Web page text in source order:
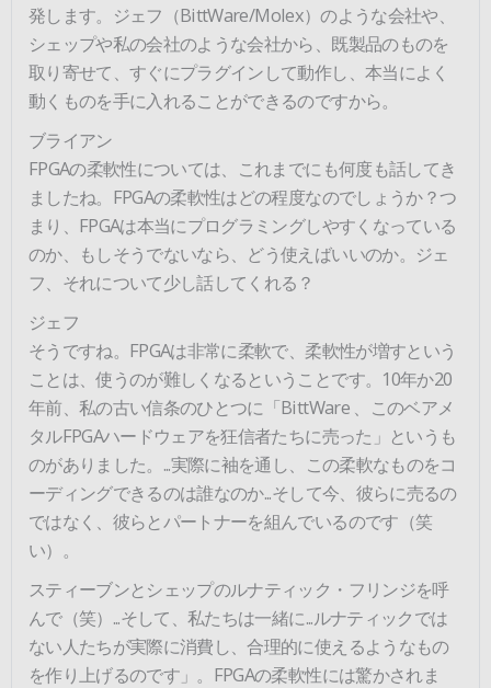
発します。ジェフ（BittWare/Molex）のような会社や、
シェップや私の会社のような会社から、既製品のものを
取り寄せて、すぐにプラグインして動作し、本当によく
動くものを手に入れることができるのですから。
ブライアン
FPGAの柔軟性については、これまでにも何度も話してき
ましたね。FPGAの柔軟性はどの程度なのでしょうか？つ
まり、FPGAは本当にプログラミングしやすくなっている
のか、もしそうでないなら、どう使えばいいのか。ジェ
フ、それについて少し話してくれる？
ジェフ
そうですね。FPGAは非常に柔軟で、柔軟性が増すという
ことは、使うのが難しくなるということです。10年か20
年前、私の古い信条のひとつに「BittWare 、このベアメ
タルFPGAハードウェアを狂信者たちに売った」というも
のがありました。...実際に袖を通し、この柔軟なものをコ
ーディングできるのは誰なのか...そして今、彼らに売るの
ではなく、彼らとパートナーを組んでいるのです（笑
い）。
スティーブンとシェップのルナティック・フリンジを呼
んで（笑）...そして、私たちは一緒に...ルナティックでは
ない人たちが実際に消費し、合理的に使えるようなもの
を作り上げるのです」。FPGAの柔軟性には驚かされま